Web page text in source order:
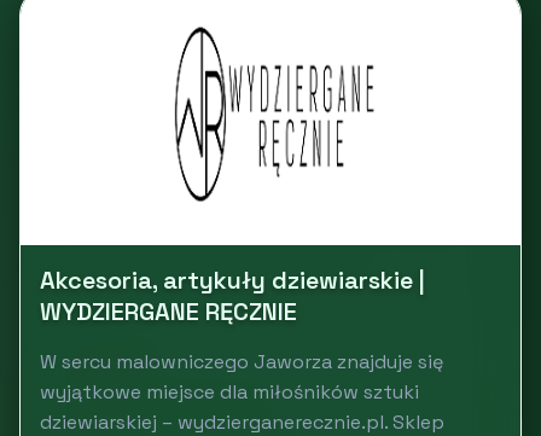
Akcesoria, artykuły dziewiarskie |
WYDZIERGANE RĘCZNIE
W sercu malowniczego Jaworza znajduje się
wyjątkowe miejsce dla miłośników sztuki
dziewiarskiej – wydzierganerecznie.pl. Sklep